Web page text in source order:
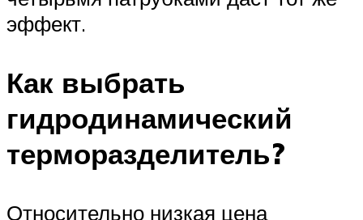
эффект.
Как выбрать
гидродинамический
терморазделитель?
Относительно низкая цена